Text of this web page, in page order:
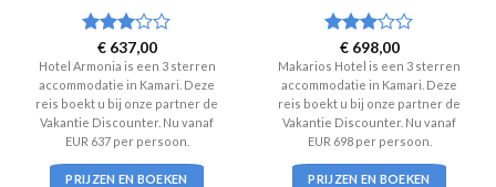
Waardering
3uit 5
€637,00
Hotel Armonia is een 3 sterren
accommodatie in Kamari. Deze
reis boekt u bij onze partner de
Vakantie Discounter. Nu vanaf
EUR 637 per persoon.
PRIJZEN EN BOEKEN
Waardering
3 uit 5
€698,00
Makarios Hotel is een 3 sterren
accommodatie in Kamari. Deze
reis boekt u bij onze partner de
Vakantie Discounter. Nu vanaf
EUR 698 per persoon.
PRIJZEN EN BOEKEN